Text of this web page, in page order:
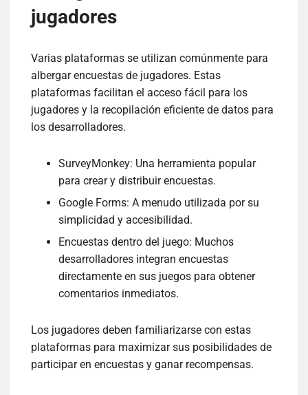
jugadores
Varias plataformas se utilizan comúnmente para
albergar encuestas de jugadores. Estas
plataformas facilitan el acceso fácil para los
jugadores y la recopilación eficiente de datos para
los desarrolladores.
SurveyMonkey: Una herramienta popular
para crear y distribuir encuestas.
Google Forms: A menudo utilizada por su
simplicidad y accesibilidad.
Encuestas dentro del juego: Muchos
desarrolladores integran encuestas
directamente en sus juegos para obtener
comentarios inmediatos.
Los jugadores deben familiarizarse con estas
plataformas para maximizar sus posibilidades de
participar en encuestas y ganar recompensas.